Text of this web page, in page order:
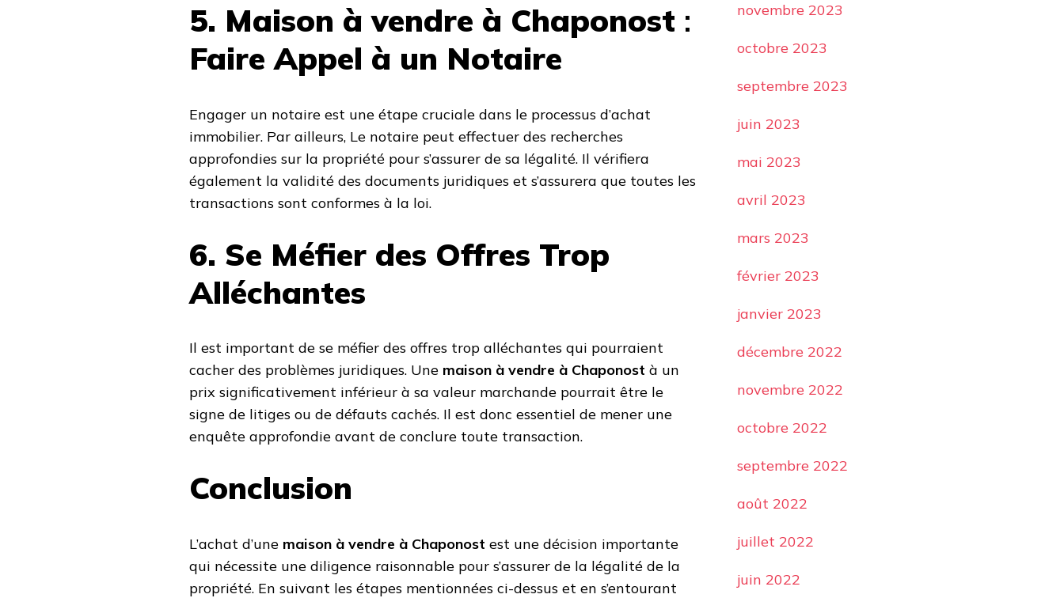
5. Maison à vendre à Chaponost :
Faire Appel à un Notaire
Engager un notaire est une étape cruciale dans le processus d’achat
immobilier. Par ailleurs, Le notaire peut effectuer des recherches
approfondies sur la propriété pour s’assurer de sa légalité. Il vérifiera
également la validité des documents juridiques et s’assurera que toutes les
transactions sont conformes à la loi.
6. Se Méfier des Offres Trop
Alléchantes
Il est important de se méfier des offres trop alléchantes qui pourraient
cacher des problèmes juridiques. Une maison à vendre à Chaponost à un
prix significativement inférieur à sa valeur marchande pourrait être le
signe de litiges ou de défauts cachés. Il est donc essentiel de mener une
enquête approfondie avant de conclure toute transaction.
Conclusion
L’achat d’une maison à vendre à Chaponost est une décision importante
qui nécessite une diligence raisonnable pour s’assurer de la légalité de la
propriété. En suivant les étapes mentionnées ci-dessus et en s’entourant
novembre 2023
octobre 2023
septembre 2023
juin 2023
mai 2023
avril 2023
mars 2023
février 2023
janvier 2023
décembre 2022
novembre 2022
octobre 2022
septembre 2022
août 2022
juillet 2022
juin 2022